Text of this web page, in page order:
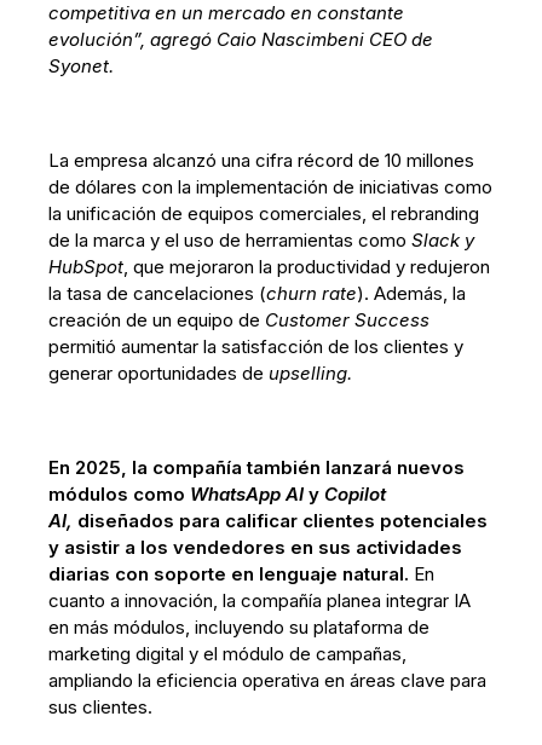
competitiva en un mercado en constante
evolución”, agregó Caio Nascimbeni CEO de
Syonet.
La empresa alcanzó una cifra récord de 10 millones
de dólares con la implementación de iniciativas como
la unificación de equipos comerciales, el rebranding
de la marca y el uso de herramientas comoSlack y
HubSpot, que mejoraron la productividad y redujeron
la tasa de cancelaciones (churn rate). Además, la
creación de un equipo de Customer Success
permitió aumentar la satisfacción de los clientes y
generar oportunidades de upselling.
En 2025, la compañía también lanzará nuevos
módulos como WhatsApp AI yCopilot
AI, diseñados para calificar clientes potenciales
y asistir a los vendedores en sus actividades
diarias con soporte en lenguaje natural. En
cuanto a innovación, la compañía planea integrar IA
en más módulos, incluyendo su plataforma de
marketing digital y el módulo de campañas,
ampliando la eficiencia operativa en áreas clave para
sus clientes.